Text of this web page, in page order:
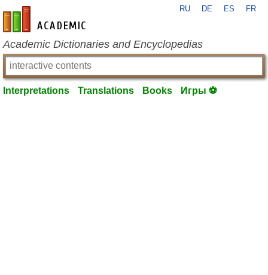
en-academic.com
RU DE ES FR
Academic Dictionaries and Encyclopedias
Interpretations Translations Books Игры ⚽